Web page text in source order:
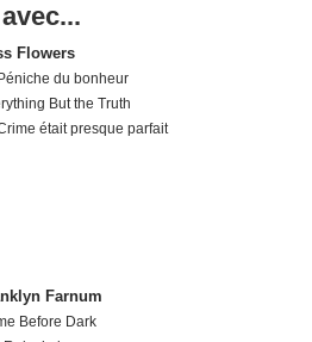
Flowers
du bonheur
But the Truth
était presque parfait
Farnum
Before Dark